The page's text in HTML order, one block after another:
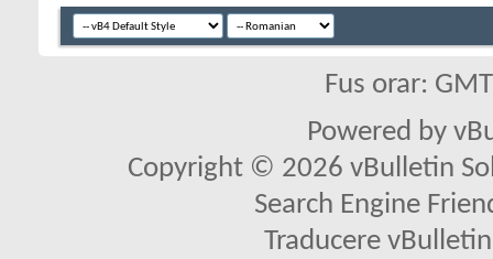
Fus orar:
Powered by
Copyright © 2026 vBulletin
Search Engine
Traducere